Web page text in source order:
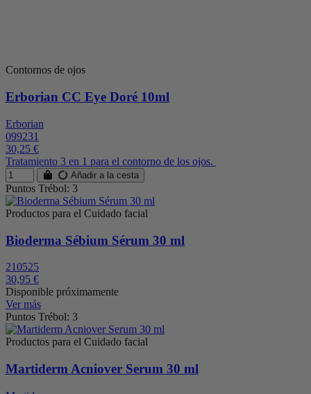
Contornos de ojos
Erborian CC Eye Doré 10ml
Erborian
099231
30,25 €
Tratamiento 3 en 1 para el contorno de los ojos.
Añadir a la cesta
Puntos Trébol: 3
Productos para el Cuidado facial
Bioderma Sébium Sérum 30 ml
210525
30,95 €
Disponible próximamente
Ver más
Puntos Trébol: 3
Productos para el Cuidado facial
Martiderm Acniover Serum 30 ml